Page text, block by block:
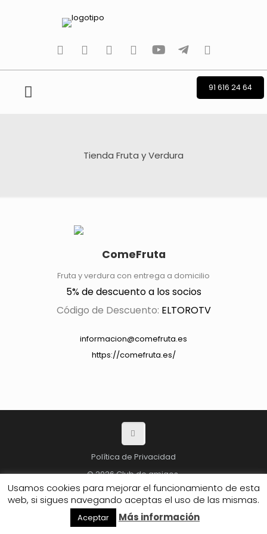
tiktokfacebookinstagram
TwitterYoutubeTelegramwhatsapp
91 616 24 64
Tienda Fruta y Verdura
ComeFruta
Fruta y verdura con entrega a domicilio
5% de descuento a los socios
Código de Descuento: ELTOROTV
informacion@comefruta.es
https://comefruta.es/
ANÚNCIATE AQUÍ
Política de Privacidad
© 2026 Club de amigos.
Usamos cookies para mejorar el funcionamiento de esta
web, si sigues navegando aceptas el uso de las mismas.
Aceptar Más información